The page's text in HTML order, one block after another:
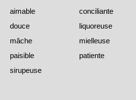
aimable
conciliante
douce
liquoreuse
mâche
mielleuse
paisible
patiente
sirupeuse